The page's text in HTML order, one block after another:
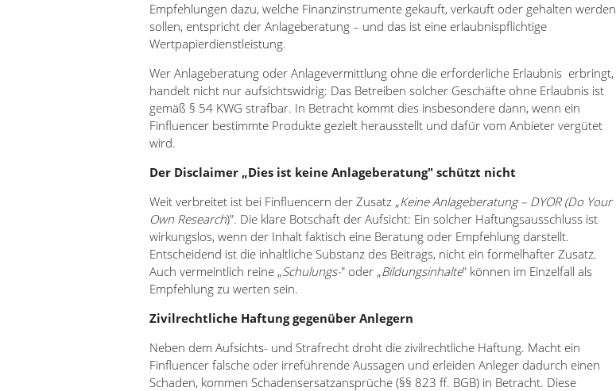
Empfehlungen dazu, welche Finanzinstrumente gekauft, verkauft oder gehalten werden
sollen, entspricht der Anlageberatung – und das ist eine erlaubnispflichtige
Wertpapierdienstleistung.
Wer Anlageberatung oder Anlagevermittlung ohne die erforderliche Erlaubnis erbringt,
handelt nicht nur aufsichtswidrig: Das Betreiben solcher Geschäfte ohne Erlaubnis ist
gemäß § 54 KWG strafbar. In Betracht kommt dies insbesondere dann, wenn ein
Finfluencer bestimmte Produkte gezielt herausstellt und dafür vom Anbieter vergütet
wird.
Der Disclaimer „Dies ist keine Anlageberatung" schützt nicht
Weit verbreitet ist bei Finfluencern der Zusatz „Keine Anlageberatung – DYOR (Do Your
Own Research)". Die klare Botschaft der Aufsicht: Ein solcher Haftungsausschluss ist
wirkungslos, wenn der Inhalt faktisch eine Beratung oder Empfehlung darstellt.
Entscheidend ist die inhaltliche Substanz des Beitrags, nicht ein formelhafter Zusatz.
Auch vermeintlich reine „Schulungs-" oder „Bildungsinhalte" können im Einzelfall als
Empfehlung zu werten sein.
Zivilrechtliche Haftung gegenüber Anlegern
Neben dem Aufsichts- und Strafrecht droht die zivilrechtliche Haftung. Macht ein
Finfluencer falsche oder irreführende Aussagen und erleiden Anleger dadurch einen
Schaden, kommen Schadensersatzansprüche (§§ 823 ff. BGB) in Betracht. Diese